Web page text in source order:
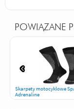
POWIĄZANE
Skarpety motocyklowe
Adrenaline